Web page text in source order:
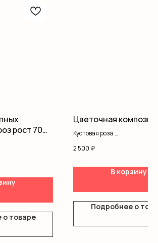
рост 70
о товаре
Цветочная
Кустовая роза
Гипсофила
Оазис
2 500 ₽
В корзину
Подробнее о